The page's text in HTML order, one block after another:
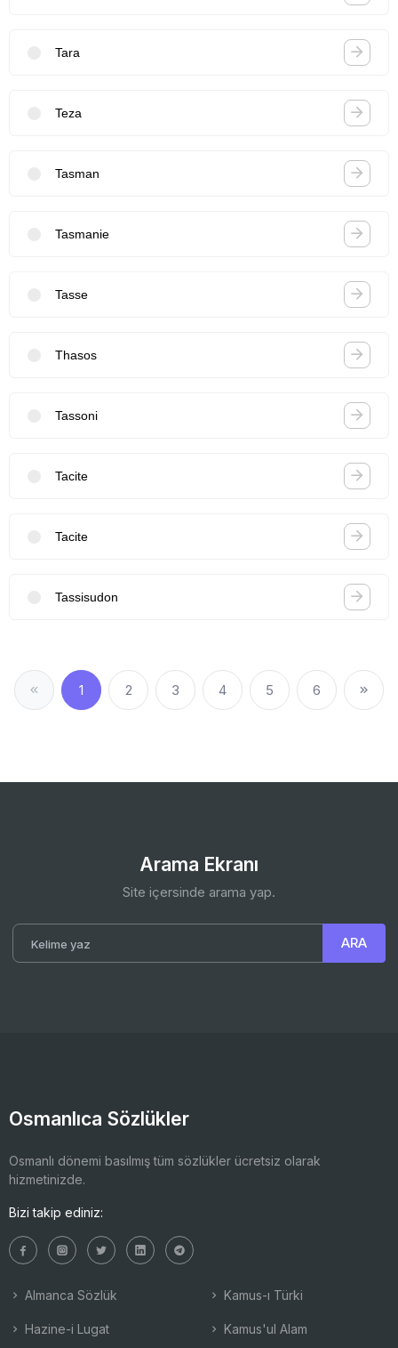
Tara
Teza
Tasman
Tasmanie
Tasse
Thasos
Tassoni
Tacite
Tacite
Tassisudon
1 2 3 4 5 6
Arama Ekranı
Site içersinde arama yap.
Osmanlıca Sözlükler
Osmanlı dönemi basılmış tüm sözlükler ücretsiz olarak
hizmetinizde.
Bizi takip ediniz:
Almanca Sözlük
Hazine-i Lugat
Kamus-ı Türki
Kamus'ul Alam